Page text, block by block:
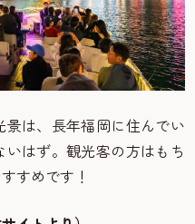
は、長年福岡に住んでい
はず。観光客の方はもち
すめです！